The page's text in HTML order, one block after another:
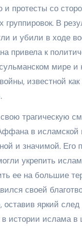
и протесты со
группировок. В
и убили в ходе
привела к
мире и
известной
трагическую
в исламской
и значимой. Его
укрепить
ее на большие
своей
яркий след
истории ислама в